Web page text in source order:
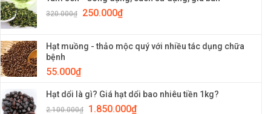
320.000₫ 250.000₫
Hạt muồng - thảo mộc quý với nhiều tác dụng chữa
bệnh
55.000₫
Hạt dổi là gì? Giá hạt dổi bao nhiêu tiền 1kg?
2.100.000₫ 1.850.000₫